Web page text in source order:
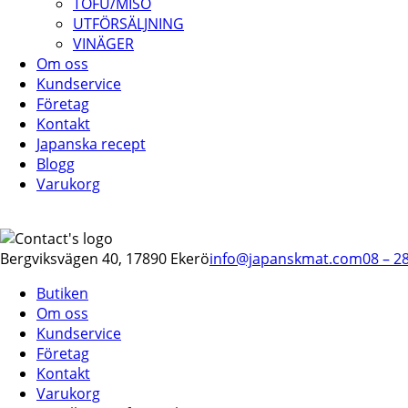
UTFÖRSÄLJNING
VINÄGER
Om oss
Kundservice
Företag
Kontakt
Japanska recept
Blogg
Varukorg
Bergviksvägen 40, 17890 Ekeröinfo@japanskmat.com08 –
Butiken
Om oss
Kundservice
Företag
Kontakt
Varukorg